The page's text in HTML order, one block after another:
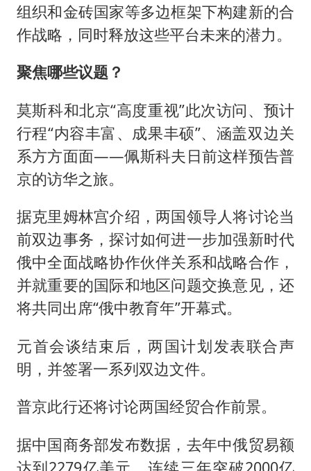
组织和金砖国家等多边框架下构建新的合
作战略，同时释放这些平台未来的潜力。
聚焦哪些议题？
莫斯科和北京“高度重视”此次访问、预计
行程“内容丰富、成果丰硕”、涵盖双边关
系方方面面——佩斯科夫日前这样预告普
京的访华之旅。
据克里姆林宫介绍，两国领导人将讨论当
前双边事务，探讨如何进一步加强新时代
俄中全面战略协作伙伴关系和战略合作，
并就重要的国际和地区问题交换意见，还
将共同出席“俄中教育年”开幕式。
元首会谈结束后，两国计划发表联合声
明，并签署一系列双边文件。
普京此行还将讨论两国经贸合作前景。
据中国商务部发布数据，去年中俄贸易额
达到2279亿美元，连续三年突破2000亿